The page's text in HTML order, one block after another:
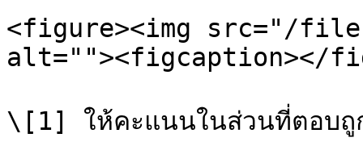
<figure><img src="/files/
alt=""><figcaption></
\[1] ให้คะแนนในส่วนที่ตอบถู